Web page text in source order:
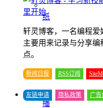
纸
播
轩灵博客，一名编程爱
主要用来记录与分享编
点。
新闻日报 RSS订阅
友链申请 隐私政策 广告